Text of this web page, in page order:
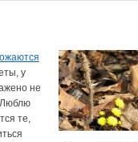
у
не
Люблю
те,